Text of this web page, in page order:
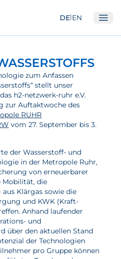
DE|EN
Praxis
zum Anfassen
stellt unser
h2-netzwerk-ruhr e.V.
zur Auftaktwoche des
RUHR
vom 27. September bis 3.
der Wasserstoff- und
in der Metropole Ruhr,
von erneuerbarer
Mobilität, die
Klärgas sowie die
und KWK (Kraft-
Anhand laufender
und
über den aktuellen Stand
der Technologien
pro Gruppe können